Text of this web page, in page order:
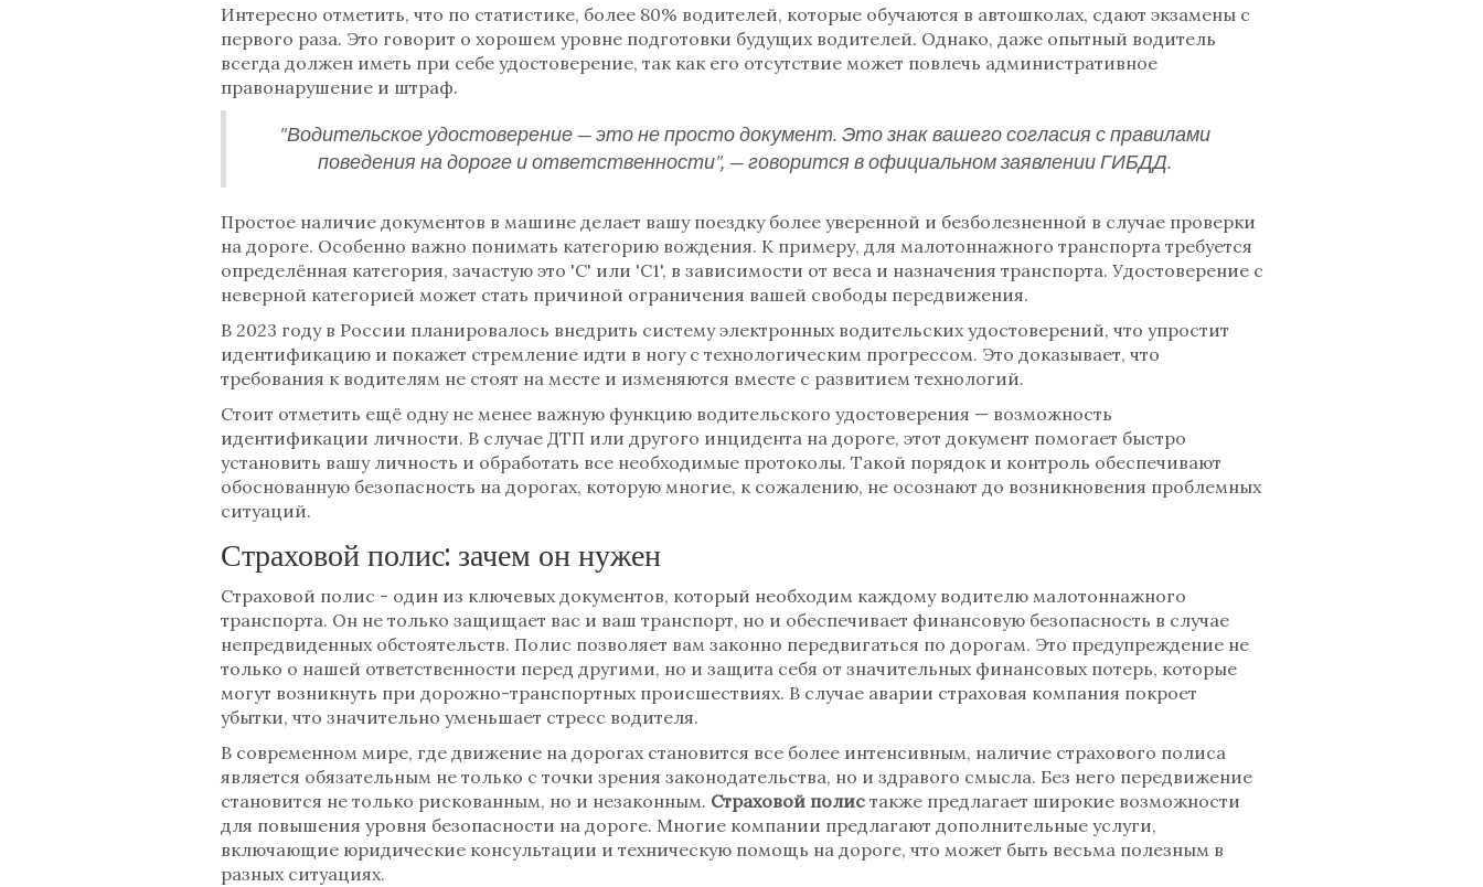
Интересно отметить, что по статистике, более 80% водителей, которые обучаются в автошколах, сдают экзамены с
первого раза. Это говорит о хорошем уровне подготовки будущих водителей. Однако, даже опытный водитель
всегда должен иметь при себе удостоверение, так как его отсутствие может повлечь административное
правонарушение и штраф.
"Водительское удостоверение — это не просто документ. Это знак вашего согласия с правилами
поведения на дороге и ответственности", — говорится в официальном заявлении ГИБДД.
Простое наличие документов в машине делает вашу поездку более уверенной и безболезненной в случае проверки
на дороге. Особенно важно понимать категорию вождения. К примеру, для малотоннажного транспорта требуется
определённая категория, зачастую это 'C' или 'C1', в зависимости от веса и назначения транспорта. Удостоверение с
неверной категорией может стать причиной ограничения вашей свободы передвижения.
В 2023 году в России планировалось внедрить систему электронных водительских удостоверений, что упростит
идентификацию и покажет стремление идти в ногу с технологическим прогрессом. Это доказывает, что
требования к водителям не стоят на месте и изменяются вместе с развитием технологий.
Стоит отметить ещё одну не менее важную функцию водительского удостоверения — возможность
идентификации личности. В случае ДТП или другого инцидента на дороге, этот документ помогает быстро
установить вашу личность и обработать все необходимые протоколы. Такой порядок и контроль обеспечивают
обоснованную безопасность на дорогах, которую многие, к сожалению, не осознают до возникновения проблемных
ситуаций.
Страховой полис: зачем он нужен
Страховой полис - один из ключевых документов, который необходим каждому водителю малотоннажного
транспорта. Он не только защищает вас и ваш транспорт, но и обеспечивает финансовую безопасность в случае
непредвиденных обстоятельств. Полис позволяет вам законно передвигаться по дорогам. Это предупреждение не
только о нашей ответственности перед другими, но и защита себя от значительных финансовых потерь, которые
могут возникнуть при дорожно-транспортных происшествиях. В случае аварии страховая компания покроет
убытки, что значительно уменьшает стресс водителя.
В современном мире, где движение на дорогах становится все более интенсивным, наличие страхового полиса
является обязательным не только с точки зрения законодательства, но и здравого смысла. Без него передвижение
становится не только рискованным, но и незаконным. Страховой полистакже предлагает широкие возможности
для повышения уровня безопасности на дороге. Многие компании предлагают дополнительные услуги,
включающие юридические консультации и техническую помощь на дороге, что может быть весьма полезным в
разных ситуациях.